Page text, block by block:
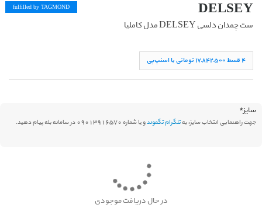
DELSEY
ست چمدان دلسی DELSEY مدل کاملیا
fulfilled by TAGMOND
۴ قسط ١۷,۸۴۲,۵۰۰ تومانی با اسنپ‌پی
سایز*
جهت راهنمایی انتخاب سایز، بهتلگرام تگموندو یا شماره 09013916570 در سامانه بله پیام دهید.
در حال دریافت موجودی